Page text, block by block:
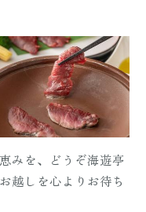
みを、どうぞ海遊亭
越しを心よりお待ち